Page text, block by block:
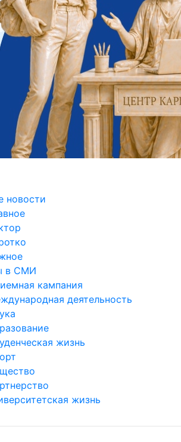
новости
в СМИ
кампания
деятельность
жизнь
жизнь